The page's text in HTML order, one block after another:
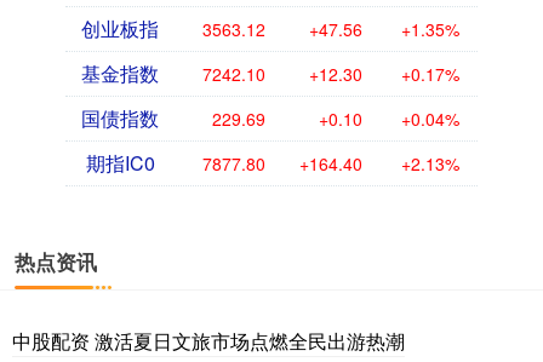
创业板指 3563.12 +47.56 +1.35%
基金指数 7242.10 +12.30 +0.17%
国债指数 229.69 +0.10 +0.04%
期指IC0 7877.80 +164.40 +2.13%
热点资讯
中股配资 激活夏日文旅市场点燃全民出游热潮